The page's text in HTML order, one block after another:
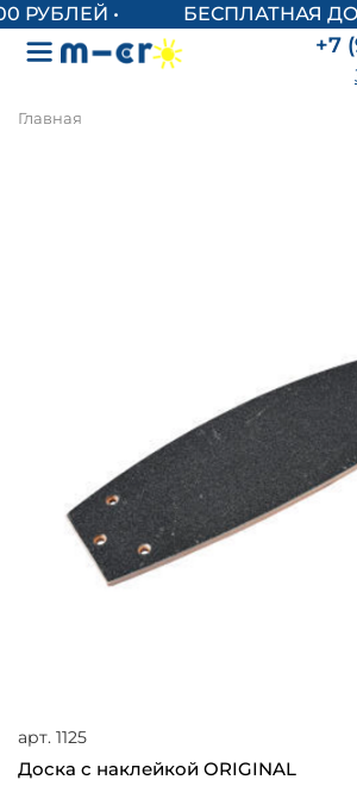
БЕСПЛАТНАЯ
+7
Главная
арт. 1125
Доска с наклейкой ORIGINAL